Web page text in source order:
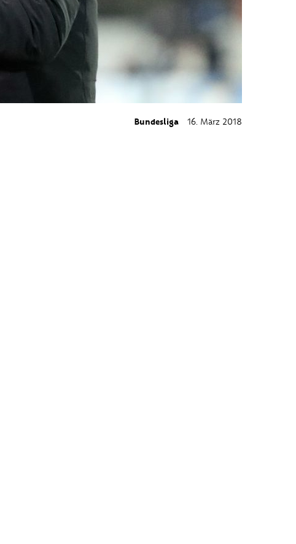
Bundesliga 16. März 2018